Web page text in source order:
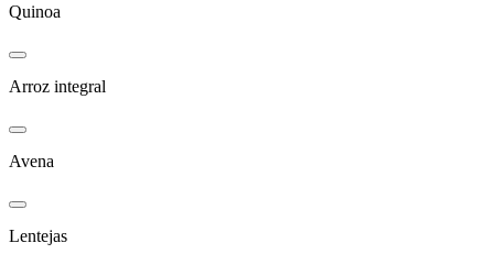
Quinoa
Arroz integral
Avena
Lentejas